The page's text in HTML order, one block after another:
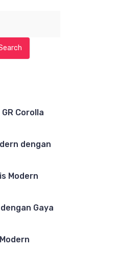
Corolla
dengan
Modern
Gaya